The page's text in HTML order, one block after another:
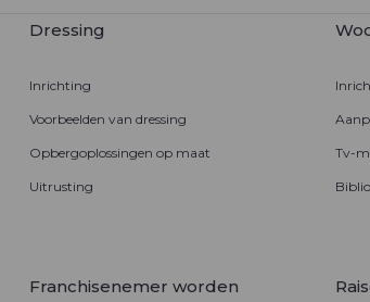
Dressing
Inrichting
Voorbeelden van dressing
Opbergoplossingen op maat
Uitrusting
Tv-
Franchisenemer worden